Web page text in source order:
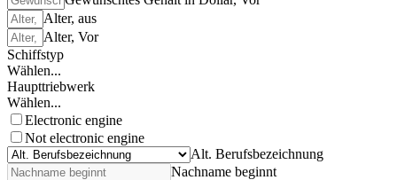
Alter, aus
Alter, Vor
Schiffstyp
Wählen...
Haupttriebwerk
Wählen...
Electronic engine
Not electronic engine
Alt. Berufsbezeichnung
Nachname beginnt